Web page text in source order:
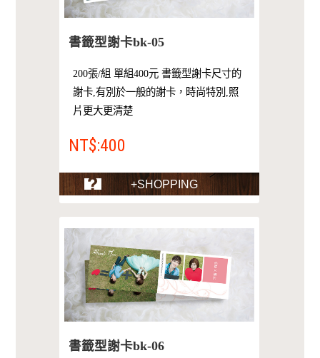
書籤型謝卡bk-05
200張/組 單組400元 書籤型謝卡尺寸的
謝卡,有別於一般的謝卡，時尚特別,照
片更大更清楚
NT$:400
+SHOPPING
書籤型謝卡bk-06